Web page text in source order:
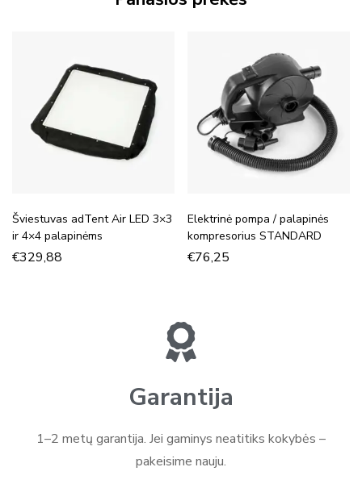
Šviestuvas adTent Air LED 3×3
ir 4×4 palapinėms
€329,88
Elektrinė pompa / palapinės
kompresorius STANDARD
€76,25
Garantija
1–2 metų garantija. Jei gaminys neatitiks kokybės –
pakeisime nauju.